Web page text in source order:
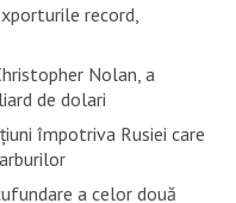
record,
Nolan, a
de dolari
împotriva Rusiei care
a celor două